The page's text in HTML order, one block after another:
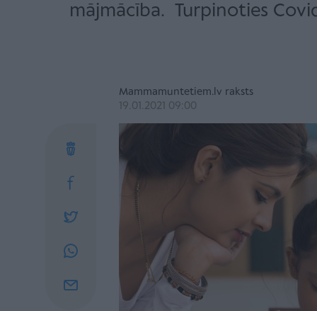
mājmācība. Turpinoties
Mammamuntetiem.lv raksts
19.01.2021 09:00